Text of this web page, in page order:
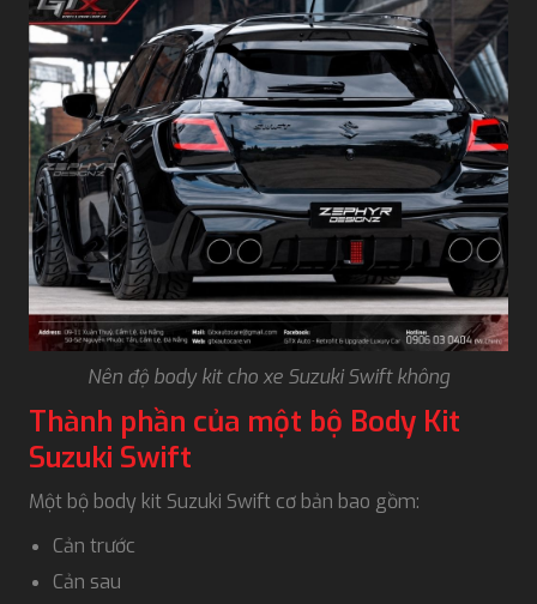
Nên độ body kit cho xe Suzuki Swift không
Thành phần của một bộ Body Kit
Suzuki Swift
Một bộ body kit Suzuki Swift cơ bản bao gồm:
Cản trước
Cản sau